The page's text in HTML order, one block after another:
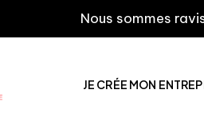
Nous sommes ravis
JE CRÉE MON